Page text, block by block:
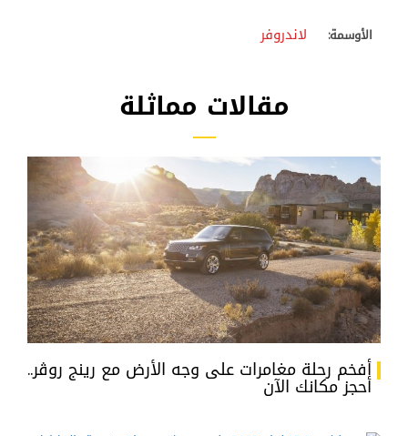
الأوسمة: لاندروفر
مقالات مماثلة
أفخم رحلة مغامرات على وجه الأرض مع رينج روڤر..
أحجز مكانك الآن